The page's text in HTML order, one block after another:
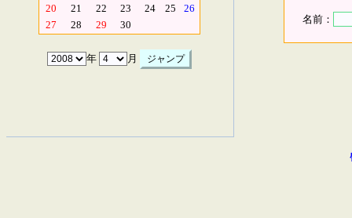
20
21 22 23 24 25
26
27
28 29 30
年 月
名前：